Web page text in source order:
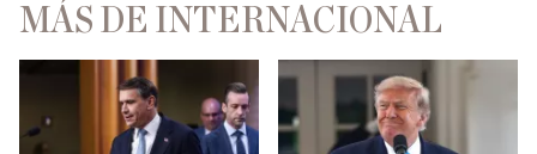
MÁS DE INTERNACIONAL